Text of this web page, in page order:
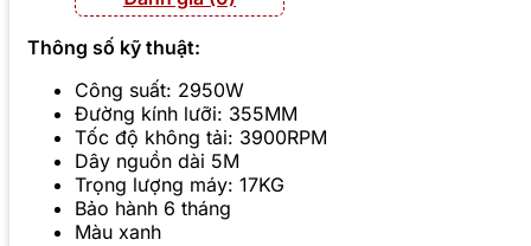
Thông số kỹ thuật:
Công suất: 2950W
Đường kính lưỡi: 355MM
Tốc độ không tải: 3900RPM
Dây nguồn dài 5M
Trọng lượng máy: 17KG
Bảo hành 6 tháng
Màu xanh